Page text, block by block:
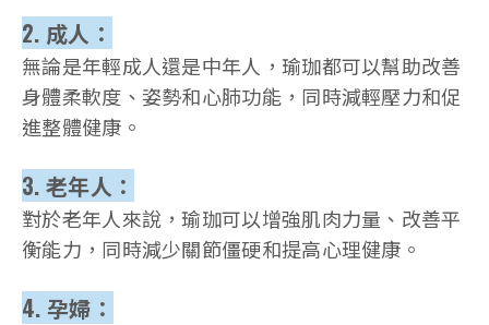
2. 成人：
無論是年輕成人還是中年人，瑜珈都可以幫助改善
身體柔軟度、姿勢和心肺功能，同時減輕壓力和促
進整體健康。
3. 老年人：
對於老年人來說，瑜珈可以增強肌肉力量、改善平
衡能力，同時減少關節僵硬和提高心理健康。
4. 孕婦：